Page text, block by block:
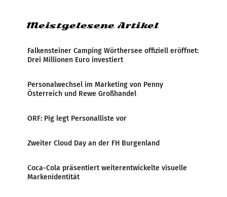
Meistgelesene Artikel
Falkensteiner Camping Wörthersee offiziell eröffnet:
Drei Millionen Euro investiert
Personalwechsel im Marketing von Penny
Österreich und Rewe Großhandel
ORF: Pig legt Personalliste vor
Zweiter Cloud Day an der FH Burgenland
Coca-Cola präsentiert weiterentwickelte visuelle
Markenidentität